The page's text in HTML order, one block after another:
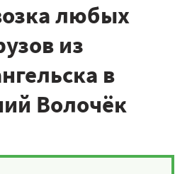
любых
из
в
Волочёк